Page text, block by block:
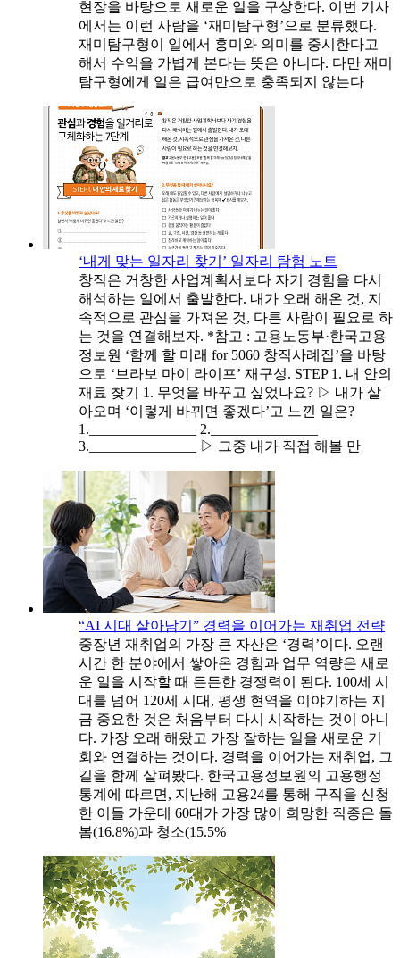
현장을 바탕으로 새로운 일을 구상한다. 이번 기사
에서는 이런 사람을 ‘재미탐구형’으로 분류했다.
재미탐구형이 일에서 흥미와 의미를 중시한다고
해서 수익을 가볍게 본다는 뜻은 아니다. 다만 재미
탐구형에게 일은 급여만으로 충족되지 않는다
‘내게 맞는 일자리 찾기’ 일자리 탐험 노트
창직은 거창한 사업계획서보다 자기 경험을 다시
해석하는 일에서 출발한다. 내가 오래 해온 것, 지
속적으로 관심을 가져온 것, 다른 사람이 필요로 하
는 것을 연결해보자. *참고 : 고용노동부·한국고용
정보원 ‘함께 할 미래 for 5060 창직사례집’을 바탕
으로 ‘브라보 마이 라이프’ 재구성. STEP 1. 내 안의
재료 찾기 1. 무엇을 바꾸고 싶었나요? ▷ 내가 살
아오며 ‘이렇게 바뀌면 좋겠다’고 느낀 일은?
1._______________ 2._______________
3._______________ ▷ 그중 내가 직접 해볼 만
“AI 시대 살아남기” 경력을 이어가는 재취업 전략
중장년 재취업의 가장 큰 자산은 ‘경력’이다. 오랜
시간 한 분야에서 쌓아온 경험과 업무 역량은 새로
운 일을 시작할 때 든든한 경쟁력이 된다. 100세 시
대를 넘어 120세 시대, 평생 현역을 이야기하는 지
금 중요한 것은 처음부터 다시 시작하는 것이 아니
다. 가장 오래 해왔고 가장 잘하는 일을 새로운 기
회와 연결하는 것이다. 경력을 이어가는 재취업, 그
길을 함께 살펴봤다. 한국고용정보원의 고용행정
통계에 따르면, 지난해 고용24를 통해 구직을 신청
한 이들 가운데 60대가 가장 많이 희망한 직종은 돌
봄(16.8%)과 청소(15.5%